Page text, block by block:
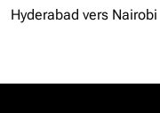
Hyderabad vers Nairobi